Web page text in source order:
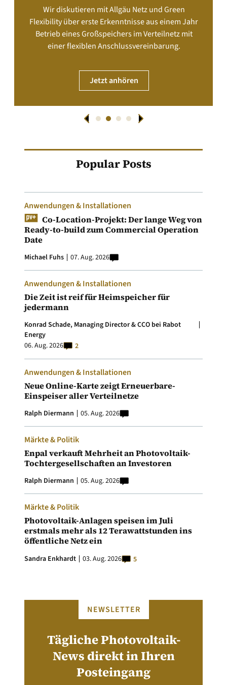
Wir diskutieren mit Allgäu Netz und Green
Flexibility über erste Erkenntnisse aus einem Jahr
Betrieb eines Großspeichers im Verteilnetz mit
einer flexiblen Anschlussvereinbarung.
Jetzt anhören
Popular Posts
Anwendungen & Installationen
Co-Location-Projekt: Der lange Weg von
Ready-to-build zum Commercial Operation
Date
Michael Fuhs 07. Aug. 2026
Anwendungen & Installationen
Die Zeit ist reif für Heimspeicher für
jedermann
Konrad Schade, Managing Director & CCO bei Rabot
Energy
06. Aug. 2026
2
Anwendungen & Installationen
Neue Online-Karte zeigt Erneuerbare-
Einspeiser aller Verteilnetze
Ralph Diermann 05. Aug. 2026
Märkte & Politik
Enpal verkauft Mehrheit an Photovoltaik-
Tochtergesellschaften an Investoren
Ralph Diermann 05. Aug. 2026
Märkte & Politik
Photovoltaik-Anlagen speisen im Juli
erstmals mehr als 12 Terawattstunden ins
öffentliche Netz ein
Sandra Enkhardt 03. Aug. 2026 5
NEWSLETTER
Tägliche Photovoltaik-
News direkt in Ihren
Posteingang